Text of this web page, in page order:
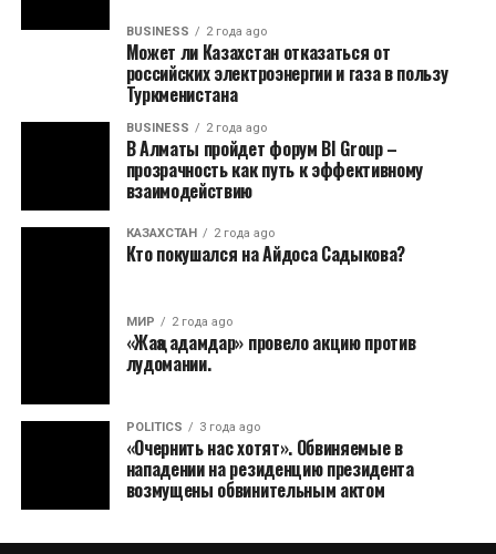
BUSINESS 2 года ago
Может ли Казахстан отказаться от
российских электроэнергии и газа в пользу
Туркменистана
BUSINESS 2 года ago
В Алматы пройдет форум BI Group –
прозрачность как путь к эффективному
взаимодействию
КАЗАХСТАН 2 года ago
Кто покушался на Айдоса Садыкова?
МИР 2 года ago
«Жаңа адамдар» провело акцию против
лудомании.
POLITICS 3 года ago
«Очернить нас хотят». Обвиняемые в
нападении на резиденцию президента
возмущены обвинительным актом